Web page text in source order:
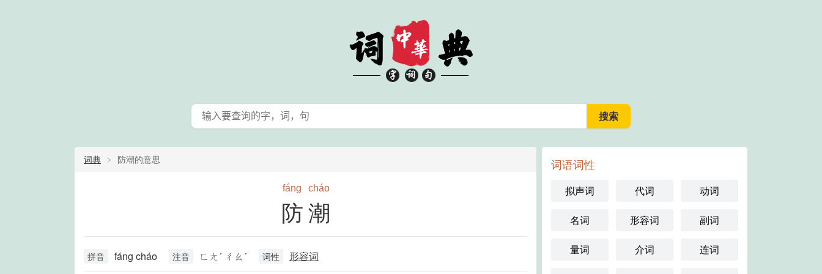
词典 防潮的意思
fáng cháo
防潮
拼音 fáng cháo 注音 ㄈㄤˊ ㄔㄠˊ 词性 形容词
词语词性
拟声词 代词 动词
名词 形容词 副词
量词 介词 连词